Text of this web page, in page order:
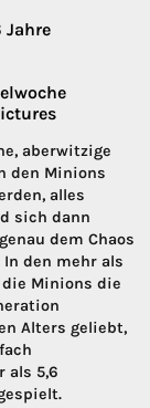
Jahre
aberwitzige
den Minions
alles
sich dann
dem Chaos
den mehr als
Minions die
Alters geliebt,
als 5,6